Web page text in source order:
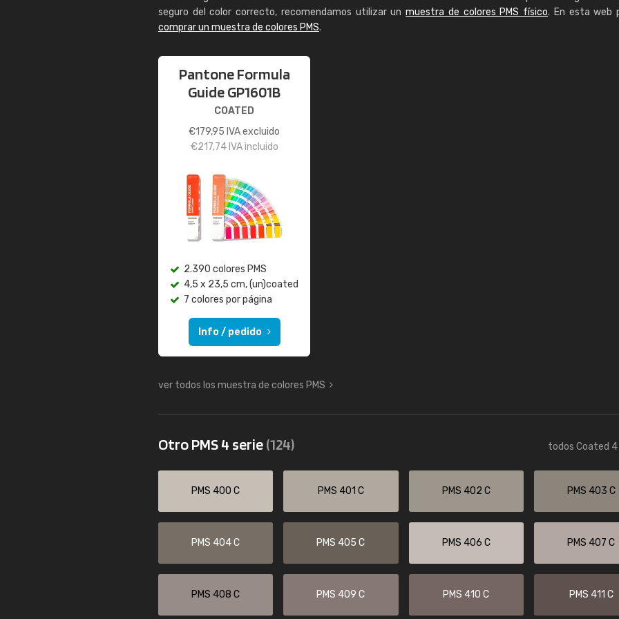
seguro del color correcto, recomendamos utilizar unmuestra de colores PMS físico. En esta web
comprar un muestra de colores PMS.
Pantone Formula
Guide GP1601B
COATED
€179,95 IVA excluido
€217,74IVA incluido
2.390 colores PMS
4,5 x 23,5 cm, (un)coated
7 colores por página
Info / pedido
ver todos los muestra de colores PMS
Otro PMS 4 serie(124) todos Coated 4
PMS 400 C PMS 401 C PMS 402 C PMS 403 C
PMS 404 C PMS 405 C PMS 406 C PMS 407 C
PMS 408 C PMS 409 C PMS 410 C PMS 411 C